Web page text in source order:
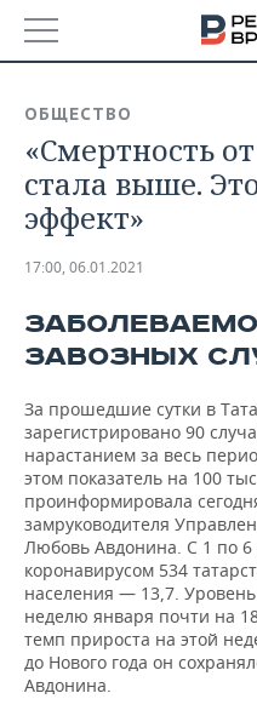
БАШКОРТОСТАН
ТАТАРСТАН
НОВОСТИ
АНАЛИТИКА
ДЕКЛАРАЦИИ О
КОРОЛИ ГОСЗАКАЗА
ВУЗЫ ТАТАРСТАНА
КОМУ ПРИНАДЛЕЖАТ
ТОРГОВЫЕ ЦЕНТРЫ
ТАТАРСТАНА
НОВОСТИ ЭКОНОМИКИ
ФИНАНСЫ
БАНКИ
БЮДЖЕТ
ИНВЕСТИЦИИ
ПРОМЫШЛЕННОСТЬ
НОВОСТИ
АГРОПРОМ
МАШИНОСТРОЕНИЕ
НЕФТЕХИМИЯ
НЕФТЬ
ОПК
НЕДВИЖИМОСТЬ
НОВОСТИ
АВТО
НОВОСТИ АВТО
БИЗНЕС
НОВОСТИ БИЗНЕСА
РОЗНИЧНАЯ ТОРГОВЛЯ
ТРАНСПОРТ
УСЛУГИ
ТЕХНОЛОГИИ
НОВОСТИ ТЕХНОЛОГИЙ
IT
МЕДИА
МЕРОПРИЯТИЯ
НОВОСТИ
ВЫЕЗДНАЯ РЕДАКЦИЯ
СПОРТ
НОВОСТИ СПОРТА
ОБЩЕСТВО
ОБЩЕСТВО
«Смертность
стала выше.
эффект»
17:00, 06.01.2021
ЗАВОЗНЫХ
За прошедшие сутки в
зарегистрировано 90
нарастанием за весь
этом показатель на 100
проинформировала
замруководителя
Любовь Авдонина. С 1 по 6
коронавирусом 534
населения — 13,7.
неделю января почти на
темп прироста на этой
до Нового года он
Авдонина.